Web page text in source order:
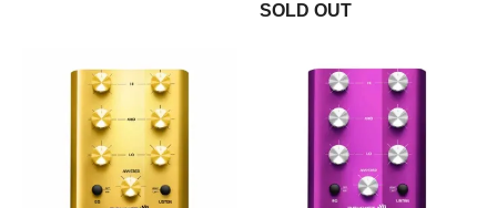
SOLD OUT